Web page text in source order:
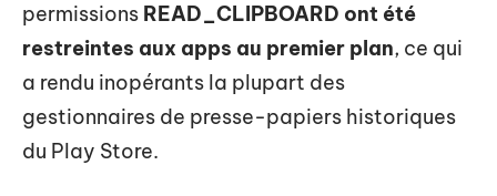
permissions READ_CLIPBOARD ont été
restreintes aux apps au premier plan, ce qui
a rendu inopérants la plupart des
gestionnaires de presse-papiers historiques
du Play Store.